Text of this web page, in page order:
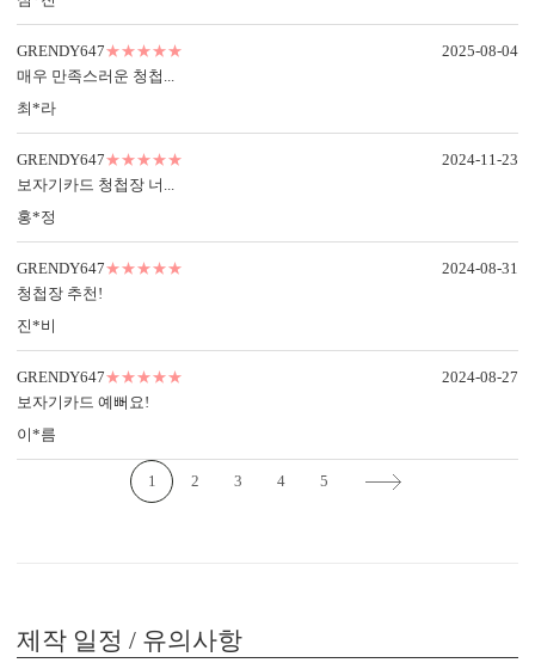
4. 무제한 전문가 수정 지원
청첩장은 처음이죠. 전문가의 도움을 받아 실수를
5. 예식장 약도 드로잉 무료 지원
단품 가격만 보지 말고, 필수 추가 옵션까지 포함한
최종 가격으로 비교해 보세요.
GRENDY647의 제작 공정
GRENDY647★★★★★
매우 만족스러운 청첩...
최*라
2025-08-04
GRENDY647★★★★★
보자기카드 청첩장 너...
홍*정
2024-11-23
GRENDY647★★★★★
청첩장 추천!
진*비
2024-08-31
GRENDY647★★★★★
보자기카드 예뻐요!
이*름
2024-08-27
1 2 3 4 5
제작 일정 / 유의사항